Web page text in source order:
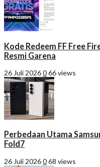
Kode Redeem FF Free
Resmi Garena
26 Juli 2026066 views
Perbedaan Utama
Fold7
26 Juli 2026068 views